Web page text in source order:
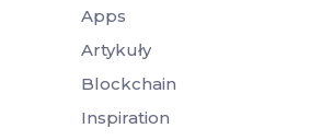
Apps
Artykuły
Blockchain
Inspiration